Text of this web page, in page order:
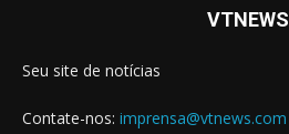
VTNEWS
Seu site de notícias
Contate-nos: imprensa@vtnews.com